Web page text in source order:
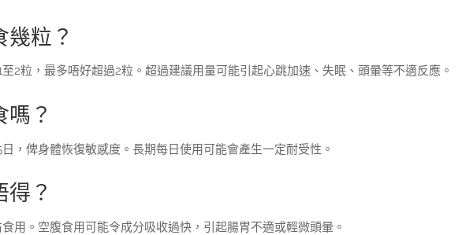
幾粒？
2粒，最多唔好超過2粒。超過建議用量可能引起心跳加速、失眠、頭暈等不適反應。
嗎？
，俾身體恢復敏感度。長期每日使用可能會產生一定耐受性。
得？
用。空腹食用可能令成分吸收過快，引起腸胃不適或輕微頭暈。